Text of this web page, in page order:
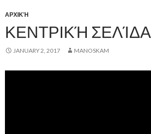
ΑΡΧΙΚΉ
ΚΕΝΤΡΙΚΉ ΣΕΛΊΔΑ
JANUARY 2, 2017 MANOSKAM